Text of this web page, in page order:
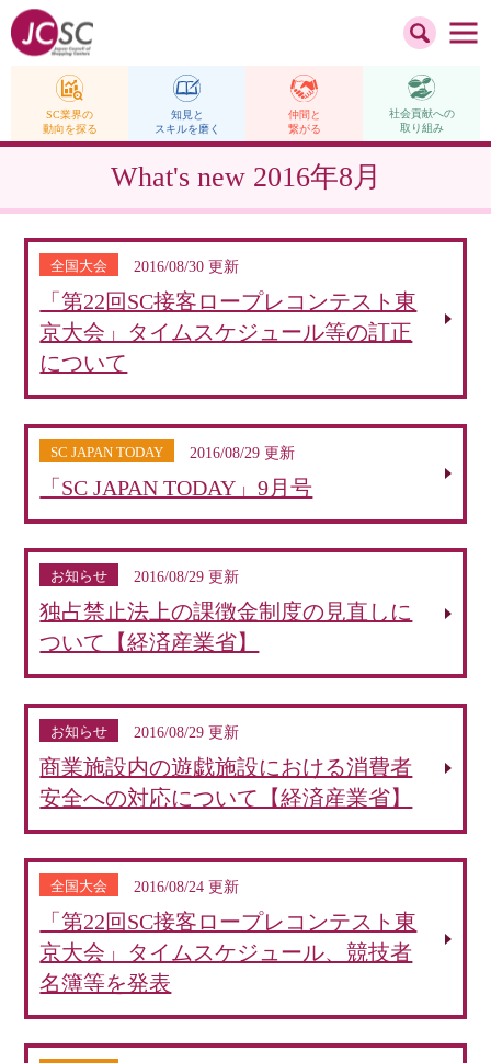
SC業界の
動向を探る
知見と
スキルを磨く
仲間と
繋がる
社会貢献への
取り組み
What's new 2016年8月
全国大会 2016/08/30 更新
「第22回SC接客ロープレコンテスト東
京大会」タイムスケジュール等の訂正
について
SC JAPAN TODAY 2016/08/29 更新
「SC JAPAN TODAY」9月号
お知らせ 2016/08/29 更新
独占禁止法上の課徴金制度の見直しに
ついて【経済産業省】
お知らせ 2016/08/29 更新
商業施設内の遊戯施設における消費者
安全への対応について【経済産業省】
全国大会 2016/08/24 更新
「第22回SC接客ロープレコンテスト東
京大会」タイムスケジュール、競技者
名簿等を発表